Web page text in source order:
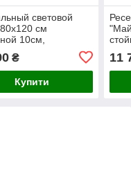
световой
см
10см,
(11-46061-01)
₴
Купити
(51-
11